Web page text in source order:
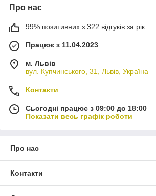
Про нас
99% позитивних з 322 відгуків за рік
Працює з 11.04.2023
м. Львів
вул. Купчинського, 31, Львів, Україна
Контакти
Сьогодні працює з 09:00 до 18:00
Показати весь графік роботи
Про нас
Контакти